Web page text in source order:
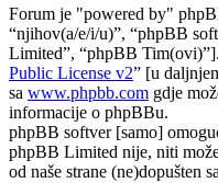
Forum je "powered by"
“njihov(a/e/i/u)”, “phpBB
Limited”, “phpBB
Public License v2” [u
sa www.phpbb.com gdje
informacije o phpBBu.
phpBB softver [samo]
phpBB Limited nije, niti
od naše strane (ne)dopušten